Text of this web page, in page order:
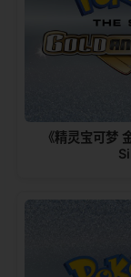
《精灵宝可